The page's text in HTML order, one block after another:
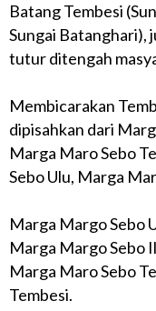
Batang Tembesi
Sungai Batanghari),
tutur ditengah
Membicarakan
dipisahkan dari
Marga Maro Sebo
Sebo Ulu, Marga
Marga Margo Sebo
Marga Margo Sebo
Marga Maro Sebo
Tembesi.